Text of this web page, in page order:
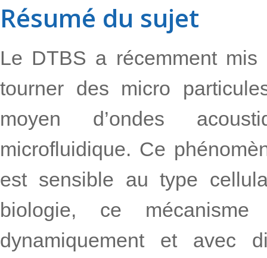
Résumé du sujet
Le DTBS a récemment
tourner des micro
moyen d’ondes
microfluidique. Ce
est sensible au type
biologie, ce
dynamiquement et avec